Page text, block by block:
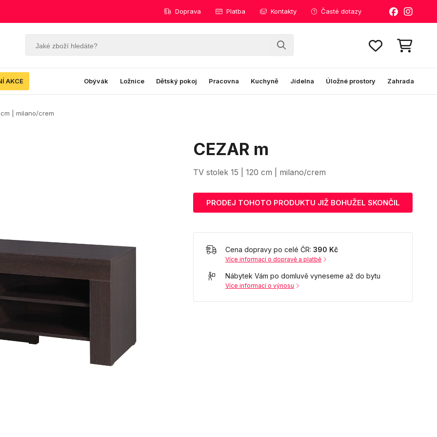
Doprava Platba Kontakty Časté dotazy
AKCE Obývák Ložnice Dětský pokoj Pracovna Kuchyně Jídelna Úložné prostory Zahrada
| milano/crem
CEZAR m
TV stolek 15 | 120 cm | milano/crem
PRODEJ TOHOTO PRODUKTU JIŽ BOHUŽEL SKONČIL
Cena dopravy po celé ČR: 390 Kč
Více informací o dopravě a platbě
Nábytek Vám po domluvě vyneseme až do bytu
Více informací o výnosu